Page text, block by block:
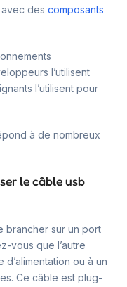
des composants
l’utilisent
l’utilisent pour
à de nombreux
le câble usb
brancher sur un port
vous que l’autre
ou à un
Ce câble est plug-